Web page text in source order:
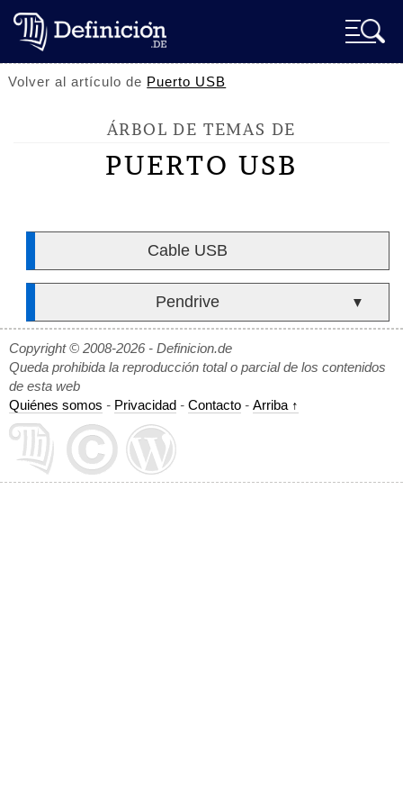
Volver al artículo de Puerto USB
ÁRBOL DE TEMAS DE
PUERTO USB
Cable USB
Pendrive ▼
Copyright © 2008-2026 - Definicion.de
Queda prohibida la reproducción total o parcial de los contenidos
de esta web
Quiénes somos - Privacidad - Contacto - Arriba ↑